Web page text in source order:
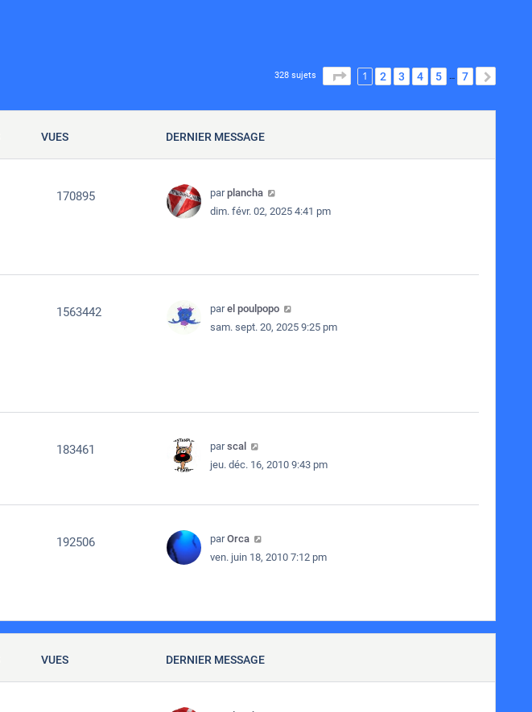
328 sujets PAGE 1SUR
1 2 3 4 5 … 7
VUES DERNIER MESSAGE
170895 parplancha
dim. févr. 02, 2025 4:41 pm
1563442 parel poulpopo
sam. sept. 20, 2025 9:25 pm
183461 parscal
jeu. déc. 16, 2010 9:43 pm
192506 parOrca
ven. juin 18, 2010 7:12 pm
VUES DERNIER MESSAGE